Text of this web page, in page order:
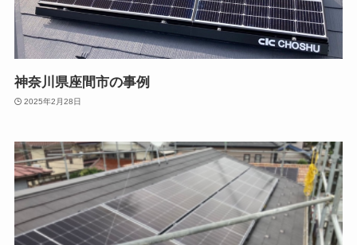
神奈川県座間市の事例
2025年2月28日